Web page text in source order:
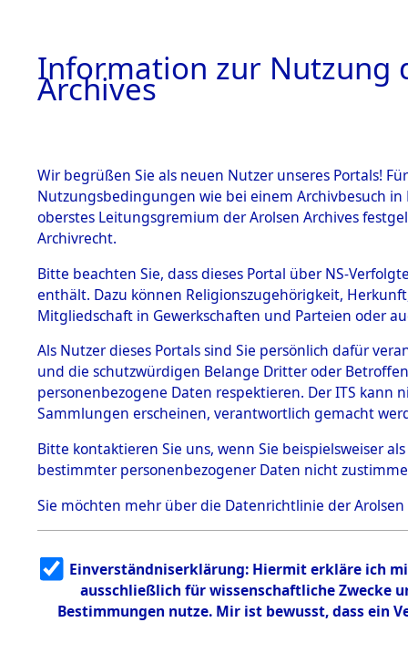
BESTÄNDE
1.
mente
5. Verschiedenes
5.3
Todesmärsche
5.3.1 Alliierte
Erhebungen
zu
Todesmärsch
en
5.3.2
g
5.3.3
Todesmärsch
von
Toter aus
Ort ihrer
0001
Information zur Nutzung
Archives
Wir begrüßen Sie als neuen Nutzer unseres Portals!
Nutzungsbedingungen wie bei einem Archivbesuch
oberstes Leitungsgremium der Arolsen Archives
Archivrecht.
Bitte beachten Sie, dass dieses Portal über NS-
enthält. Dazu können Religionszugehörigkeit,
Mitgliedschaft in Gewerkschaften und Parteien oder
Als Nutzer dieses Portals sind Sie persönlich dafür
und die schutzwürdigen Belange Dritter oder
personenbezogene Daten respektieren. Der ITS
Sammlungen erscheinen, verantwortlich gemacht
Bitte kontaktieren Sie uns, wenn Sie beispielsweiser
bestimmter personenbezogener Daten nicht
Sie möchten mehr über die Datenrichtlinie der Arolsen
Einverständniserklärung: Hiermit erkläre ich
ausschließlich für wissenschaftliche Zwecke
Bestimmungen nutze. Mir ist bewusst, dass ein